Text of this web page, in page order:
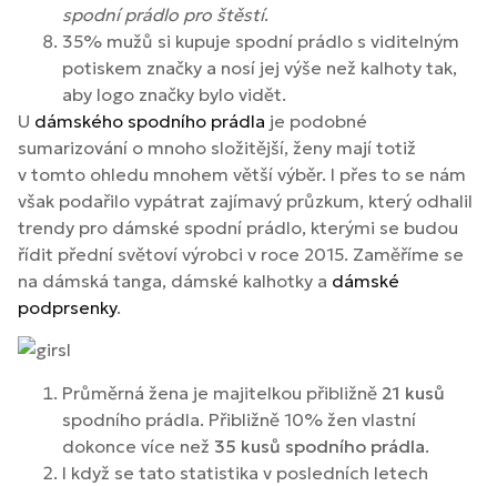
spodní prádlo pro štěstí.
35% mužů si kupuje spodní prádlo s viditelným
potiskem značky a nosí jej výše než kalhoty tak,
aby logo značky bylo vidět.
U dámského spodního prádla je podobné
sumarizování o mnoho složitější, ženy mají totiž
v tomto ohledu mnohem větší výběr. I přes to se nám
však podařilo vypátrat zajímavý průzkum, který odhalil
trendy pro dámské spodní prádlo, kterými se budou
řídit přední světoví výrobci v roce 2015. Zaměříme se
na dámská tanga, dámské kalhotky a dámské
podprsenky.
Průměrná žena je majitelkou přibližně 21 kusů
spodního prádla. Přibližně 10% žen vlastní
dokonce více než 35 kusů spodního prádla.
I když se tato statistika v posledních letech